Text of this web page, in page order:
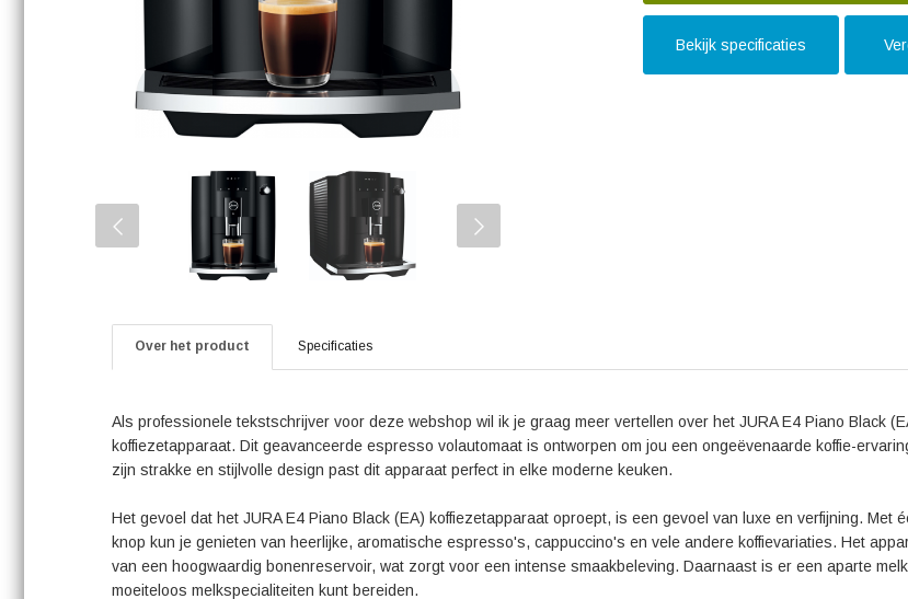
perfecte melkschuimlaag kunt creëren
Bekijk specificaties
Over het product Specificaties
Als professionele tekstschrijver voor deze webshop wil ik je graag meer vertellen over het JURA E4 Piano Black
koffiezetapparaat. Dit geavanceerde espresso volautomaat is ontworpen om jou een ongeëvenaarde koffie-
zijn strakke en stijlvolle design past dit apparaat perfect in elke moderne keuken.
Het gevoel dat het JURA E4 Piano Black (EA) koffiezetapparaat oproept, is een gevoel van luxe en verfijning. Met
knop kun je genieten van heerlijke, aromatische espresso's, cappuccino's en vele andere koffievariaties. Het
van een hoogwaardig bonenreservoir, wat zorgt voor een intense smaakbeleving. Daarnaast is er een aparte
moeiteloos melkspecialiteiten kunt bereiden.